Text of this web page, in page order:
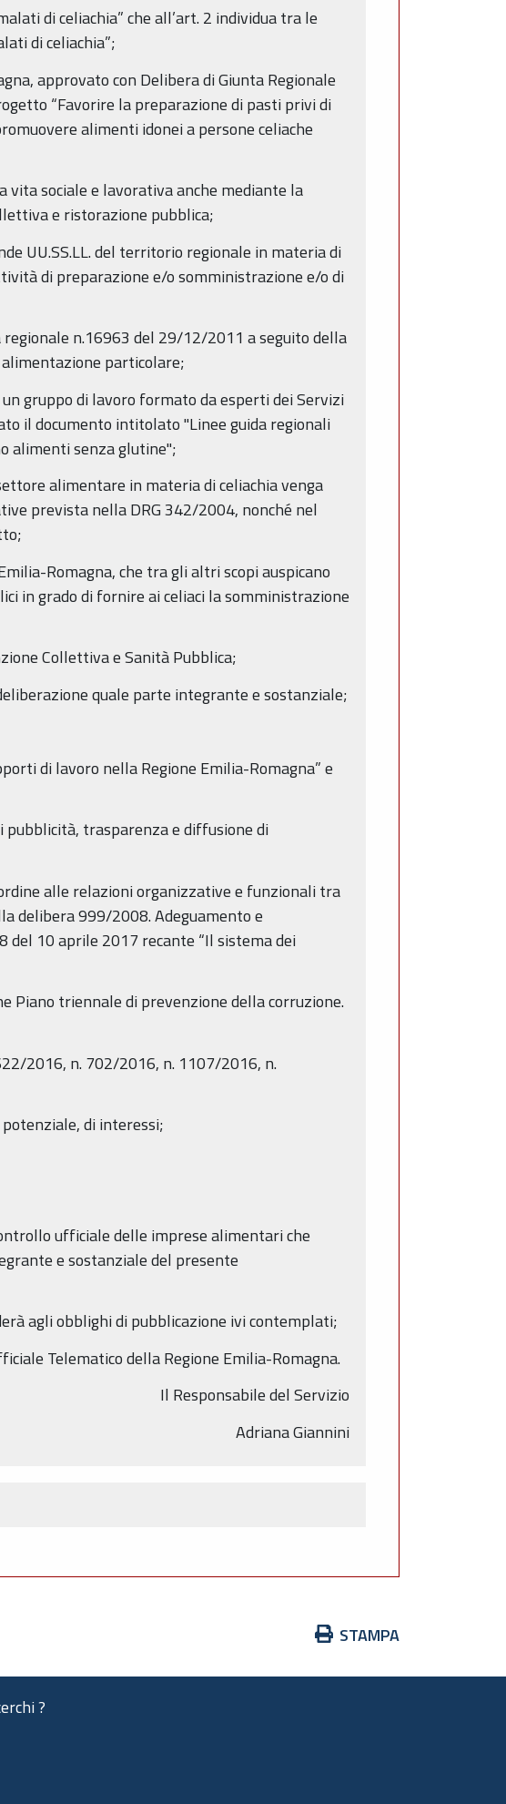
di celiachia” che all’art. 2 individua tra le
di celiachia”;
approvato con Delibera di Giunta Regionale
“Favorire la preparazione di pasti privi di
alimenti idonei a persone celiache
vita sociale e lavorativa anche mediante la
e ristorazione pubblica;
UU.SS.LL. del territorio regionale in materia di
di preparazione e/o somministrazione e/o di
n.16963 del 29/12/2011 a seguito della
particolare;
gruppo di lavoro formato da esperti dei Servizi
il documento intitolato "Linee guida regionali
alimenti senza glutine";
alimentare in materia di celiachia venga
prevista nella DRG 342/2004, nonché nel
Romagna, che tra gli altri scopi auspicano
in grado di fornire ai celiaci la somministrazione
Collettiva e Sanità Pubblica;
quale parte integrante e sostanziale;
di lavoro nella Regione Emilia-Romagna” e
pubblicità, trasparenza e diffusione di
alle relazioni organizzative e funzionali tra
delibera 999/2008. Adeguamento e
del 10 aprile 2017 recante “Il sistema dei
Piano triennale di prevenzione della corruzione.
2016, n. 702/2016, n. 1107/2016, n.
di interessi;
ufficiale delle imprese alimentari che
e sostanziale del presente
agli obblighi di pubblicazione ivi contemplati;
Telematico della Regione Emilia-Romagna.
Il Responsabile del Servizio
Adriana Giannini
Azioni
documento
STAMPA
?